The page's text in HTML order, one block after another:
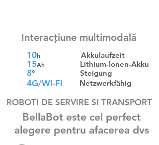
Interacțiune multimodală
10h
15Ah
8°
4G/WI-FI
Akkulaufzeit
Lithium-Ionen-Akku
Steigung
Netzwerkfähig
ROBOTI DE SERVIRE SI TRANSPORT
BellaBot este cel perfect
alegere pentru afacerea dvs